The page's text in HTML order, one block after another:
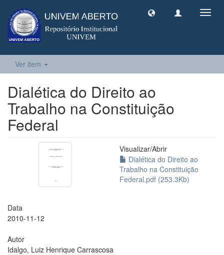
Ver item
Dialética do Direito ao
Trabalho na Constituição
Federal
Visualizar/Abrir
Dialética do Direito ao
Trabalho na Constituição
Federal.pdf (253.3Kb)
Data
2010-11-12
Autor
Idalgo, Luiz Henrique Carrascosa